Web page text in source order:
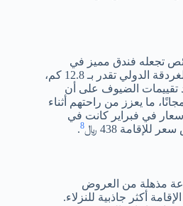
تجعله فندق مميز في
المنطقة. المسافة من مطار الغردقة الدولي تقدر بـ 12.8 كم،
تقييمات الضيوف على أن
ما يعزز من راحتهم أثناء
في فبراير كانت في
438 ﷼
8
.
مذهلة من العروض
أكثر جاذبية للنزلاء.